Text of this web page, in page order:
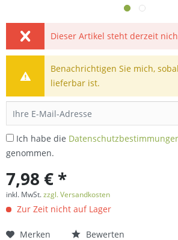
Dieser Artikel steht derzeit
Benachrichtigen Sie mich,
lieferbar ist.
Ich habe die
genommen.
7,98 € *
inkl. MwSt.zzgl. Versandkosten
Zur Zeit nicht auf Lager
Merken Bewerten